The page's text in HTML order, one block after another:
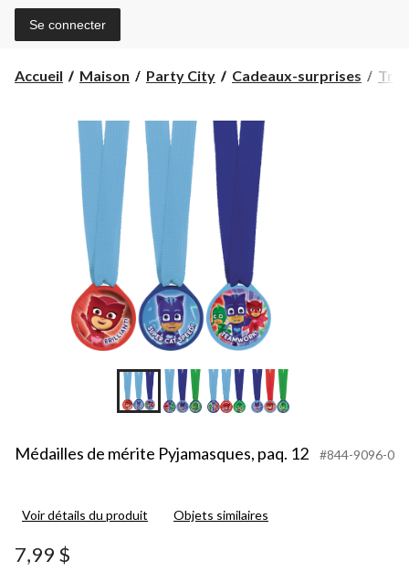
Se connecter
Accueil Maison Party City Cadeaux-surprises
Médailles de mérite Pyjamasques, paq. 12 #844-9096-0
Voir détails du produit Objets similaires
7,99 $